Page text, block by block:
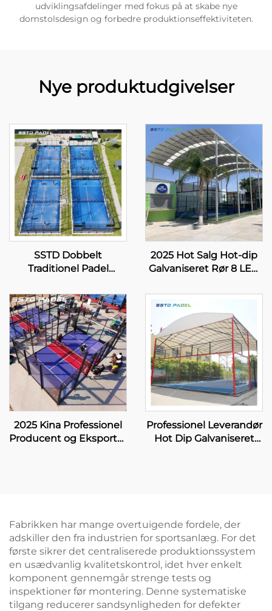
udviklingsafdelinger med fokus på at skabe nye
domstolsdesign og forbedre produktionseffektiviteten.
Nye produktudgivelser
SSTD Dobbelt
Traditionel Padel
WPT LED Lys Klassisk
Udendørs Paddle Bane
002
2025 Hot Salg Hot-dip
Galvaniseret Rør 8 LED
Panoramisk Køb Padel
Bane 20m*6m Paddle
Bane Enkel Padel Bane
004
2025 Kina Professionel
Producent og Eksportør
Professionel Leverandør
Hot Dip Galvaniseret
Fabrikken har mange overtuigende fordele, der
adskiller den fra industrien for sportsanlæg. For det
første sikrer det centraliserede produktionssystem
en usædvanlig kvalitetskontrol, idet hver enkelt
komponent gennemgår strenge tests og
inspektioner før montering. Denne systematiske
tilgang reducerer sandsynligheden for defekter